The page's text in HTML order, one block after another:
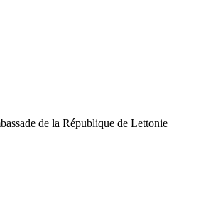
de la République de Lettonie